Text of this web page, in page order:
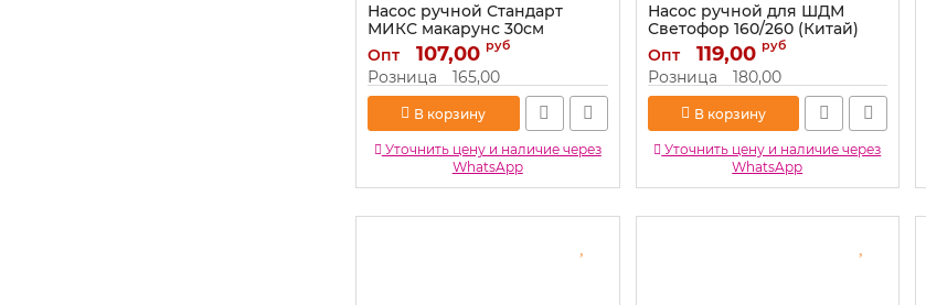
Насос ручной Стандарт
МИКС макарунс 30см
(Китай) HT103-pastel
Артикул: HT103-pastel
Опт 107,00 руб
Розница 165,00
В корзину
Уточнить цену и наличие через
WhatsApp
Насос ручной для ШДМ
Светофор 160/260 (Китай)
BP008-green
Артикул: BP008-green
Опт 119,00 руб
Розница 180,00
В корзину
Уточнить цену и наличие через
WhatsApp